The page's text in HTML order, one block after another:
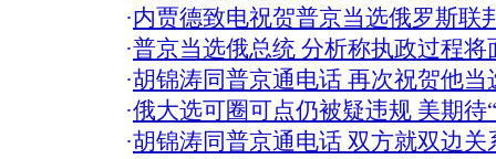
·内贾德致电祝贺普京当选俄罗斯联
·普京当选俄总统 分析称执政过程将
·胡锦涛同普京通电话 再次祝贺他当
·俄大选可圈可点仍被疑违规 美期待
·胡锦涛同普京通电话 双方就双边关